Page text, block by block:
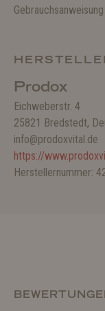
Gebrauchsanweisung
Prodox
Eichweberstr. 4
25821 Bredstedt,
info@prodoxvital.de
https://
Herstellernummer: